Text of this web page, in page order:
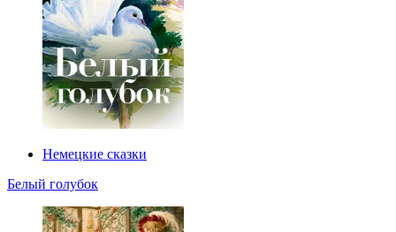
Немецкие сказки
Белый голубок